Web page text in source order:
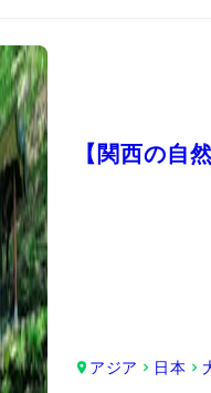
【関西の
アジア 日本